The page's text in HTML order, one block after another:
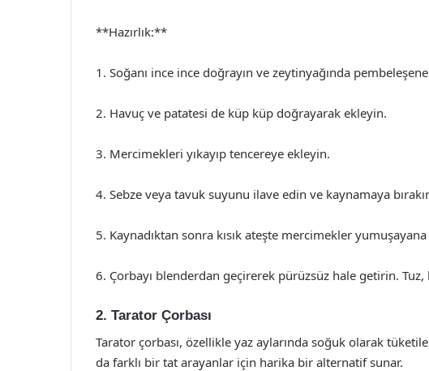
**Hazırlık:**
1. Soğanı ince ince doğrayın ve zeytinyağında
2. Havuç ve patatesi de küp küp doğrayarak ekleyin.
3. Mercimekleri yıkayıp tencereye ekleyin.
4. Sebze veya tavuk suyunu ilave edin ve kaynamaya
5. Kaynadıktan sonra kısık ateşte mercimekler
6. Çorbayı blenderdan geçirerek pürüzsüz hale getirin.
2. Tarator Çorbası
Tarator çorbası, özellikle yaz aylarında soğuk olarak
da farklı bir tat arayanlar için harika bir alternatif sunar.